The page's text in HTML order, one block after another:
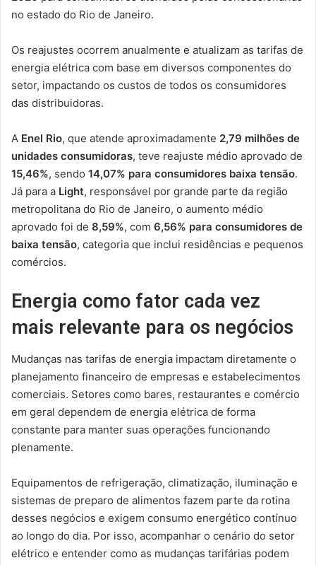
no estado do Rio de Janeiro.
Os reajustes ocorrem anualmente e atualizam as tarifas de
energia elétrica com base em diversos componentes do
setor, impactando os custos de todos os consumidores
das distribuidoras.
A Enel Rio, que atende aproximadamente 2,79 milhões de
unidades consumidoras, teve reajuste médio aprovado de
15,46%, sendo 14,07% para consumidores baixa tensão.
Já para a Light, responsável por grande parte da região
metropolitana do Rio de Janeiro, o aumento médio
aprovado foi de 8,59%, com 6,56% para consumidores de
baixa tensão, categoria que inclui residências e pequenos
comércios.
Energia como fator cada vez
mais relevante para os negócios
Mudanças nas tarifas de energia impactam diretamente o
planejamento financeiro de empresas e estabelecimentos
comerciais. Setores como bares, restaurantes e comércio
em geral dependem de energia elétrica de forma
constante para manter suas operações funcionando
plenamente.
Equipamentos de refrigeração, climatização, iluminação e
sistemas de preparo de alimentos fazem parte da rotina
desses negócios e exigem consumo energético contínuo
ao longo do dia. Por isso, acompanhar o cenário do setor
elétrico e entender como as mudanças tarifárias podem